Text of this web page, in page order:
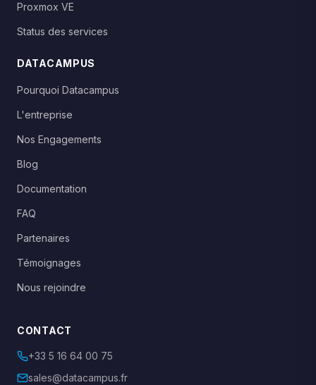
Proxmox VE
Status des services
DATACAMPUS
Pourquoi Datacampus
L'entreprise
Nos Engagements
Blog
Documentation
FAQ
Partenaires
Témoignages
Nous rejoindre
CONTACT
+33 5 16 64 00 75
sales@datacampus.fr